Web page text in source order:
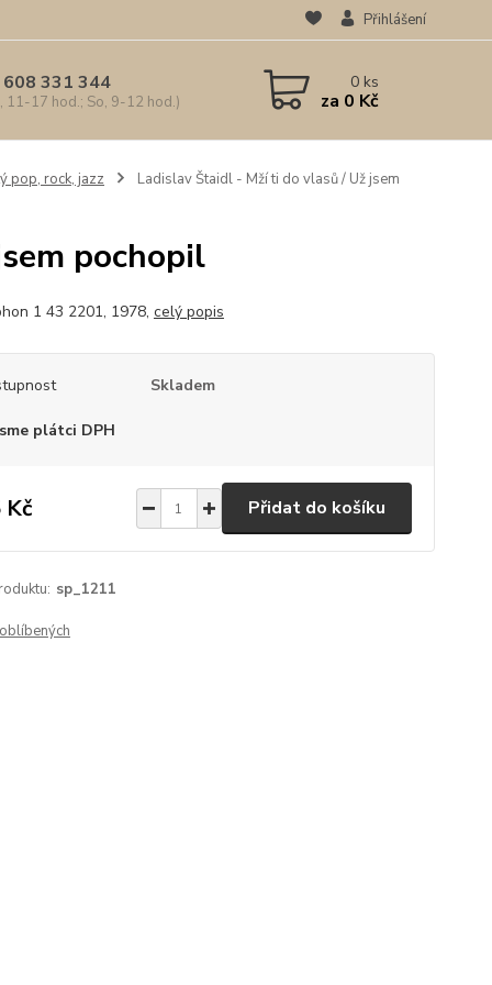
Přihlášení
331 344
11-17 hod.; So, 9-12 hod.)
0ks
za 0 Kč
pop, rock, jazz
Ladislav Štaidl - Mží ti do vlasů / Už jsem
pochopil
1 43 2201, 1978, celý popis
Skladem
plátci DPH
Kč Přidat do košíku
sp_1211